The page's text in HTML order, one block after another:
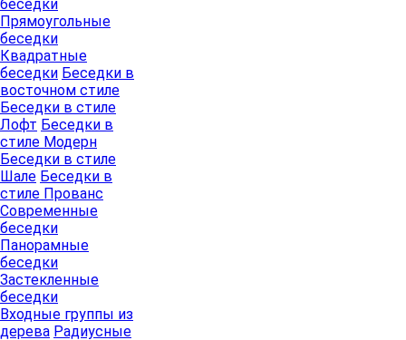
беседки
Прямоугольные
беседки
Квадратные
беседки Беседки в
восточном стиле
Беседки в стиле
Лофт Беседки в
стиле Модерн
Беседки в стиле
Шале Беседки в
стиле Прованс
Современные
беседки
Панорамные
беседки
Застекленные
беседки
Входные группы из
дерева Радиусные